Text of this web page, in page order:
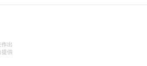
出
提供